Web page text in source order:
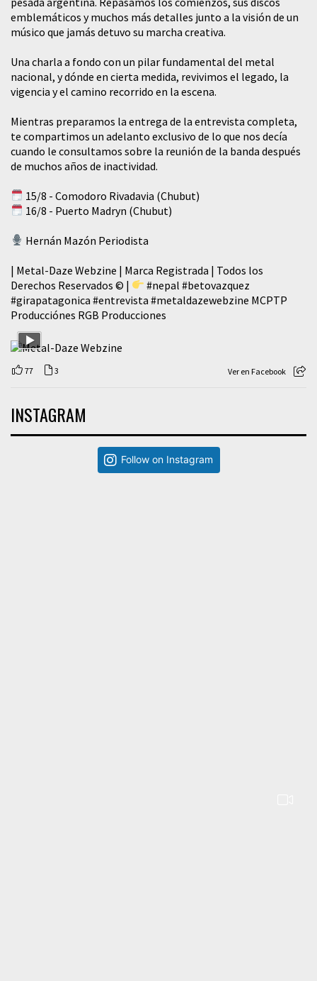
emblemáticos y muchos más detalles junto a la visión de un
músico que jamás detuvo su marcha creativa.
​Una charla a fondo con un pilar fundamental del metal
nacional, y dónde en cierta medida, revivimos el legado, la
vigencia y el camino recorrido en la escena.
Mientras preparamos la entrega de la entrevista completa,
te compartimos un adelanto exclusivo de lo que nos decía
cuando le consultamos sobre la reunión de la banda después
de muchos años de inactividad.
15/8 - Comodoro Rivadavia (Chubut)
16/8 - Puerto Madryn (Chubut)
Hernán Mazón Periodista
| Metal-Daze Webzine | Marca Registrada | Todos los
Derechos Reservados © |
#nepal #betovazquez
#girapatagonica #entrevista #metaldazewebzine MCPTP
Producciónes RGB Producciones
77 3 Ver en Facebook
INSTAGRAM
Follow on Instagram